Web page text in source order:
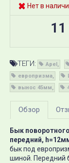
Нет в
ТЕГИ: Apel
европризма
вынос 45мм
Обзор
Бык
передний,
бык под
шиной. Передний